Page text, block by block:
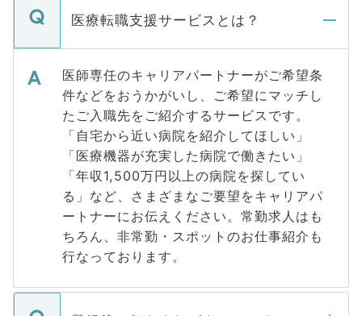
医療転職支援サービスとは？
医師専任のキャリアパートナーがご希望条
件などをおうかがいし、ご希望にマッチし
たご入職先をご紹介するサービスです。
「自宅から近い病院を紹介してほしい」
「医療機器が充実した病院で働きたい」
「年収1,500万円以上の病院を探してい
る」など、さまざまなご要望をキャリアパ
ートナーにお伝えください。常勤求人はも
ちろん、非常勤・スポットのお仕事紹介も
行なっております。